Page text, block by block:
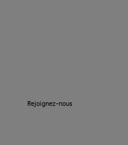
Rejoignez-nous